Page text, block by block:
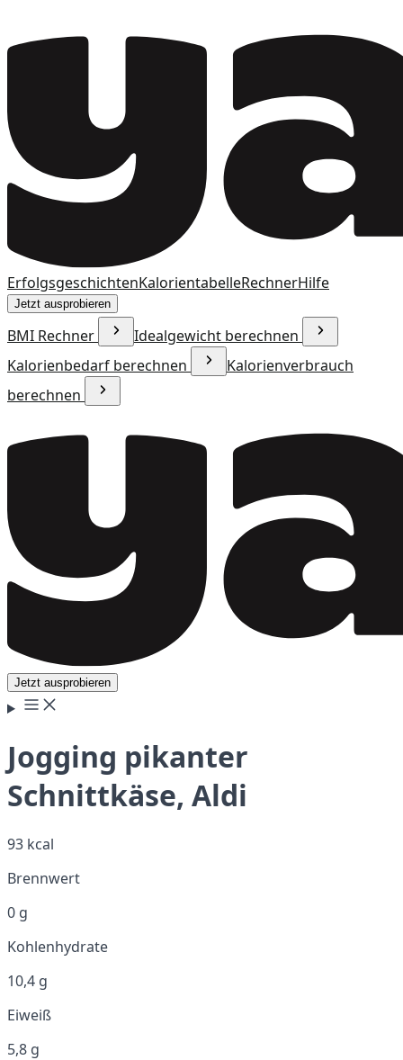
ErfolgsgeschichtenKalorientabelleRechnerHilfe
Jetzt ausprobieren
BMI Rechner
Idealgewicht berechnen
Kalorienbedarf berechnen
Kalorienverbrauch
berechnen
Jetzt ausprobieren
Jogging pikanter
Schnittkäse, Aldi
93 kcal
Brennwert
0 g
Kohlenhydrate
10,4 g
Eiweiß
5,8 g